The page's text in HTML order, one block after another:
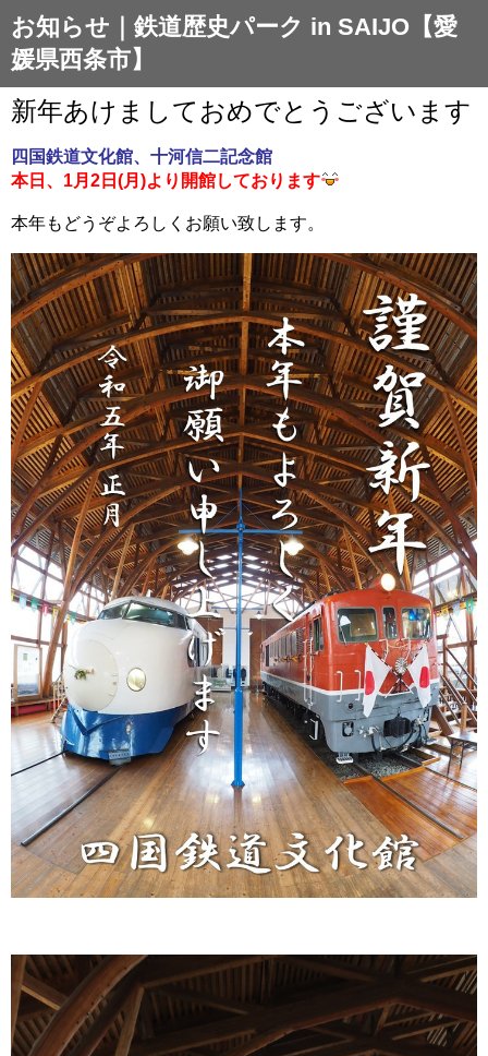
お知らせ｜鉄道歴史パーク in SAIJO【愛
媛県西条市】
新年あけましておめでとうございます
四国鉄道文化館、十河信二記念館
本日、1月2日(月)より開館しております
本年もどうぞよろしくお願い致します。